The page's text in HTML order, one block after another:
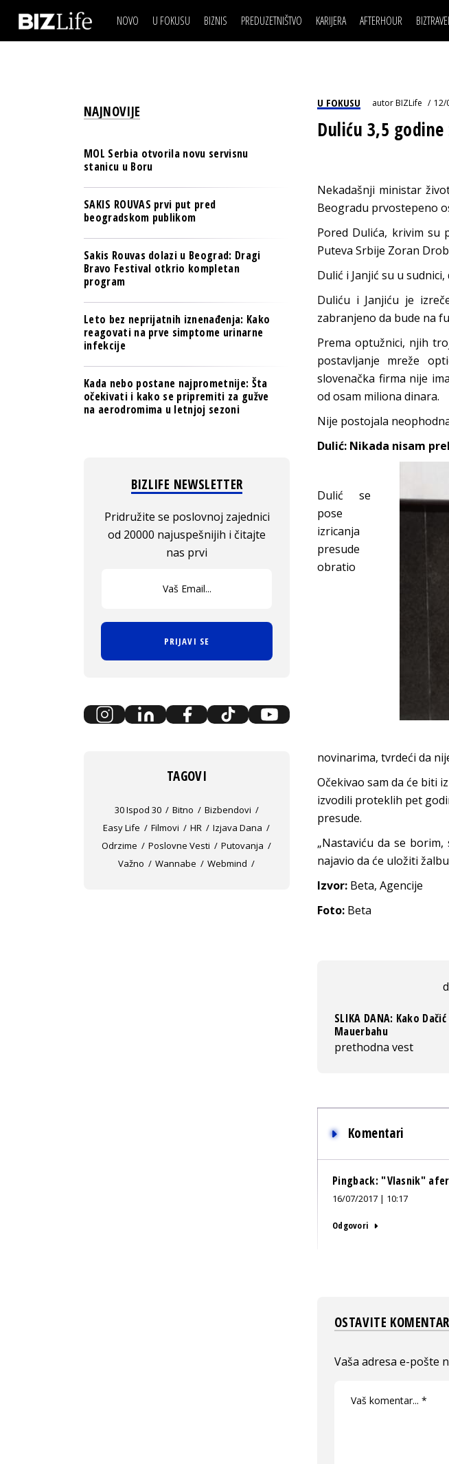
NOVO U FOKUSU BIZNIS
BREND I KOMUNIKACIJE
OSIGURANJE
BIZNIS & SPORT
PULS REGIONA
PREDUZETNIŠTVO KARIJERA
MOJ UGAO
USAVRŠAVANJE
AFTERHOUR
STIL
IZJAVA DANABIZNIS SCENA
OSIGURANJE
POSAO
USAVRŠAVANJE
KNOW-HOW
FILM I SCENA
STIL
WELLBEING
U FOKUSU autorBIZLife 12/
Duliću 3,5
Nekadašnji ministar
Beogradu prvostepeno
Pored Dulića, krivim su
Puteva Srbije Zoran
Dulić i Janjić su u
Duliću i Janjiću je
zabranjeno da bude na
Prema optužnici, njih
postavljanje mreže
slovenačka firma nije
od osam miliona dinara.
Nije postojala
Dulić: Nikada nisam
Dulić se
pose
izricanja
presude
obratio
novinarima, tvrdeći da
Očekivao sam da će biti
izvodili proteklih pet
presude.
„Nastaviću da se
najavio da će uložiti
Izvor: Beta, Agencije
Foto: Beta
SLIKA DANA: Kako
Mauerbahu
prethodna vest
Komentari
Pingback: "Vlasnik"
16/07/2017 | 10:17
Odgovori
OSTAVITE KOMENTAR
Vaša adresa e-pošte
NAJNOVIJE
MOL Serbia otvorila novu servisnu
stanicu u Boru
SAKIS ROUVAS prvi put pred
beogradskom publikom
Sakis Rouvas dolazi u Beograd: Dragi
Bravo Festival otkrio kompletan
program
Leto bez neprijatnih iznenađenja: Kako
reagovati na prve simptome urinarne
infekcije
Kada nebo postane najprometnije: Šta
očekivati i kako se pripremiti za gužve
na aerodromima u letnjoj sezoni
BIZLIFE NEWSLETTER
Pridružite se poslovnoj zajednici
od 20000 najuspešnijih i čitajte
nas prvi
PRIJAVI SE
TAGOVI
30 Ispod 30 Bitno
Bizbendovi
Easy Life
Filmovi HR
Izjava Dana
Odrzime
Poslovne Vesti
Putovanja
Važno
Wannabe Webmind